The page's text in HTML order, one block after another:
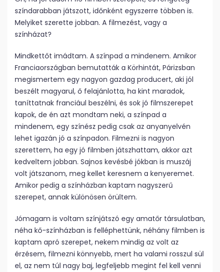
színdarabban játszott, időnként egyszerre többen is.
Melyiket szerette jobban. A filmezést, vagy a
színházat?
Mindkettőt imádtam. A színpad a mindenem. Amikor
Franciaországban bemutatták a Körhintát, Párizsban
megismertem egy nagyon gazdag producert, aki jól
beszélt magyarul, ő felajánlotta, ha kint maradok,
taníttatnak franciául beszélni, és sok jó filmszerepet
kapok, de én azt mondtam neki, a színpad a
mindenem, egy színész pedig csak az anyanyelvén
lehet igazán jó a színpadon. Filmezni is nagyon
szerettem, ha egy jó filmben játszhattam, akkor azt
kedveltem jobban. Sajnos kevésbé jókban is muszáj
volt játszanom, meg kellet keresnem a kenyeremet.
Amikor pedig a színházban kaptam nagyszerű
szerepet, annak különösen örültem.
Jómagam is voltam színjátszó egy amatőr társulatban,
néha kő-színházban is felléphettünk, néhány filmben is
kaptam apró szerepet, nekem mindig az volt az
érzésem, filmezni könnyebb, mert ha valami rosszul sül
el, az nem túl nagy baj, legfeljebb megint fel kell venni